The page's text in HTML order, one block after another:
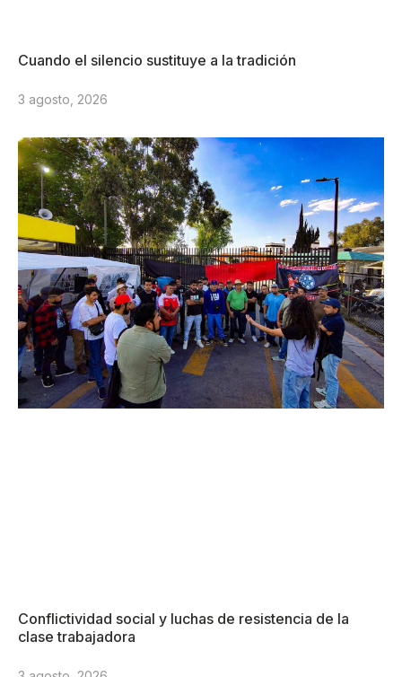
Cuando el silencio sustituye a la tradición
3 agosto, 2026
Conflictividad social y luchas de resistencia de la
clase trabajadora